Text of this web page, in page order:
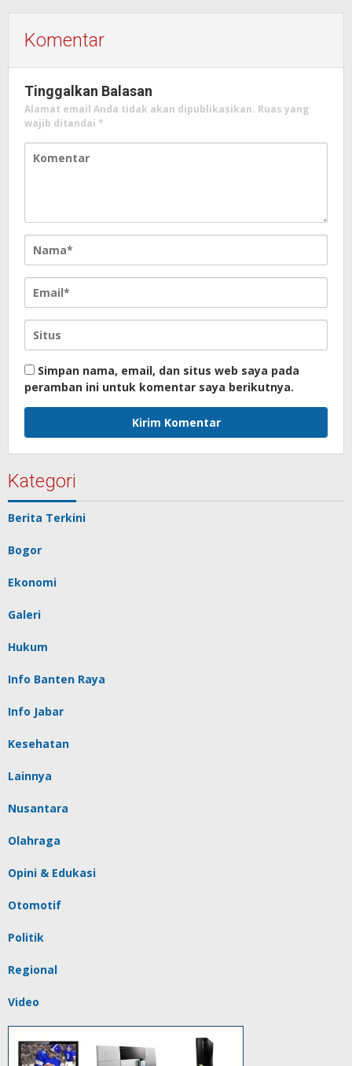
Komentar
Tinggalkan Balasan
Alamat email Anda tidak akan dipublikasikan. Ruas yang
wajib ditandai *
Simpan nama, email, dan situs web saya pada
peramban ini untuk komentar saya berikutnya.
Kategori
Berita Terkini
Bogor
Ekonomi
Galeri
Hukum
Info Banten Raya
Info Jabar
Kesehatan
Lainnya
Nusantara
Olahraga
Opini & Edukasi
Otomotif
Politik
Regional
Video